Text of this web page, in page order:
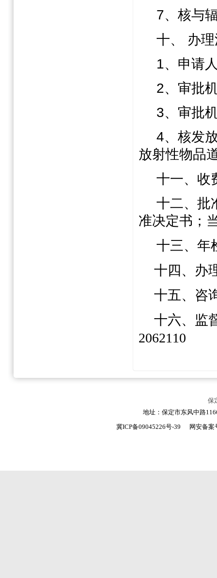
7、核与
十、
办
1、申请
2、审批
3、审批
4、核发
放射性物品
十一、收
十二、批
准决定书；
十三、年
十四、办
十五、咨
十六、监
2062110
保
地址：保定市东风中路
冀ICP备09045226号-39
网安备案